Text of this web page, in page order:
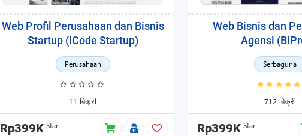
Web Profil Perusahaan dan Bisnis
Startup (iCode Startup)
Perusahaan
11 बिक्री
Rp399K Star
Web Bisnis dan
Agensi
Serbaguna
712 बिक्री
Rp399K Star